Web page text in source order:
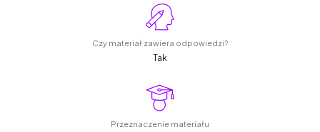
Czy materiał zawiera odpowiedzi?
Tak
Przeznaczenie materiału